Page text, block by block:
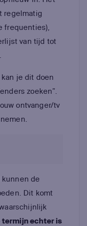
regelmatig
frequenties),
van tijd tot
je dit doen
zoeken”.
ontvanger/tv
kunnen de
Dit komt
termijn echter is